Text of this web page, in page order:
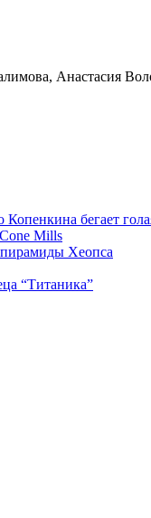
Анастасия
бегает
Mills
пирамиды Хеопса
“Титаника”